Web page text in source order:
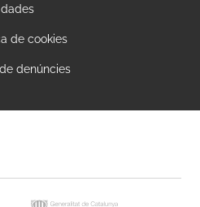
dades
de cookies
denúncies